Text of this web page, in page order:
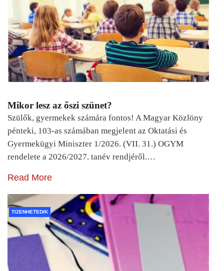
Mikor lesz az őszi szünet?
Szülők, gyermekek számára fontos! A Magyar Közlöny
pénteki, 103-as számában megjelent az Oktatási és
Gyermekügyi Miniszter 1/2026. (VII. 31.) OGYM
rendelete a 2026/2027. tanév rendjéről.…
Read More
TIZENHETEDIK